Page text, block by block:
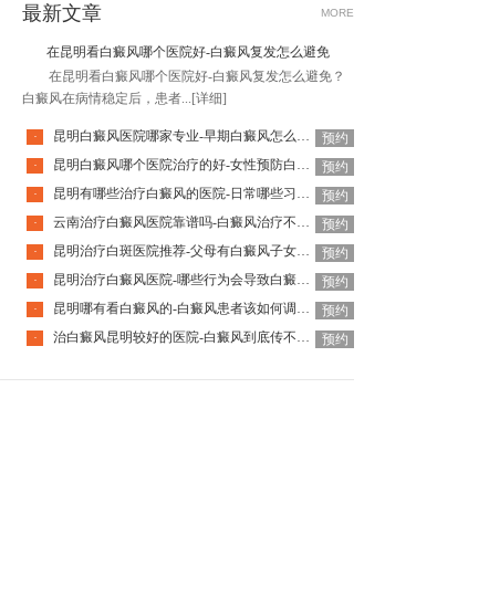
最新文章 MORE
在昆明看白癜风哪个医院好-白癜风复发怎么避免
在昆明看白癜风哪个医院好-白癜风复发怎么避免？
白癜风在病情稳定后，患者... [详细]
· 昆明白癜风医院哪家专业-早期白癜风怎么识别
预约
·
昆明白癜风哪个医院治疗的好-女性预防白癜风日常该怎么做
预约
·
昆明有哪些治疗白癜风的医院-日常哪些习惯会引起白癜风复发呢
预约
·
云南治疗白癜风医院靠谱吗-白癜风治疗不及时有什么后果
预约
·
昆明治疗白斑医院推荐-父母有白癜风子女一定会患病吗
预约
·
昆明治疗白癜风医院-哪些行为会导致白癜风更快扩散呢
预约
·
昆明哪有看白癜风的-白癜风患者该如何调节心理呢
预约
·
治白癜风昆明较好的医院-白癜风到底传不传染人呢 预约